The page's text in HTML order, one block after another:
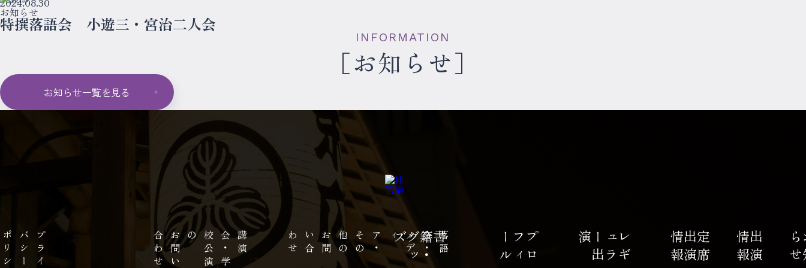
お知らせ
特撰落語会 小遊三・宮治二人会
INFORMATION
お知らせ
お知らせ一覧を見る
せ
出
演
情
報
定
席
出
演
情
報
レ
ギ
ュ
ラ
ー
出
演
プ
ロ
フ
ィ
ー
ル
書籍
・
グ
ッ
ズ 落
語
会
・
メ
デ
ィア
・
そ
の
他
の
お
問
い
合
わ
せ
講
演
会
・
学
校
公
演
の
お
問
い
合
わ
せ
プ
ラ
イ
バ
シ
ー
ポ
リ
シ